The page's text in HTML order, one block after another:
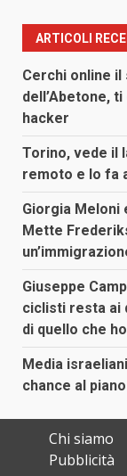
articoli
ARTICOLI
Cerchi online
dell’Abetone,
hacker
Torino, vede il
remoto e lo fa
Giorgia Meloni
Mette
Giuseppe
ciclisti resta ai
di quello che
Media
chance al
Chi siamo
Pubblicità